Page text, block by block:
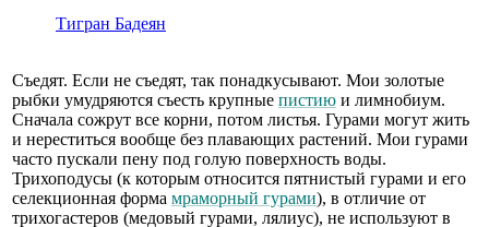
Тигран Бадеян
Съедят. Если не съедят, так понадкусывают. Мои золотые
рыбки умудряются съесть крупные пистию и лимнобиум.
Сначала сожрут все корни, потом листья. Гурами могут жить
и нереститься вообще без плавающих растений. Мои гурами
часто пускали пену под голую поверхность воды.
Трихоподусы (к которым относится пятнистый гурами и его
селекционная форма мраморный гурами), в отличие от
трихогастеров (медовый гурами, лялиус), не используют в